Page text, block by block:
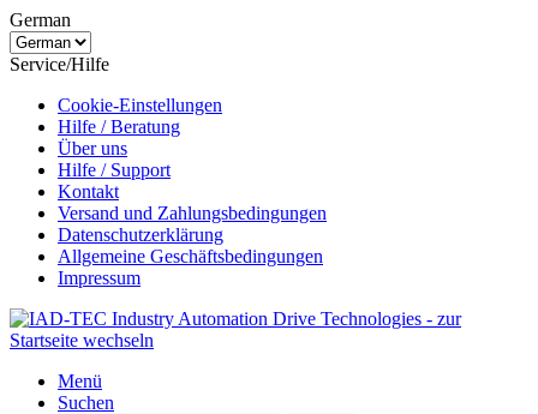
German
Service/Hilfe
Cookie-Einstellungen
Hilfe / Beratung
Über uns
Hilfe / Support
Kontakt
Versand und Zahlungsbedingungen
Datenschutzerklärung
Allgemeine Geschäftsbedingungen
Impressum
Menü
Suchen